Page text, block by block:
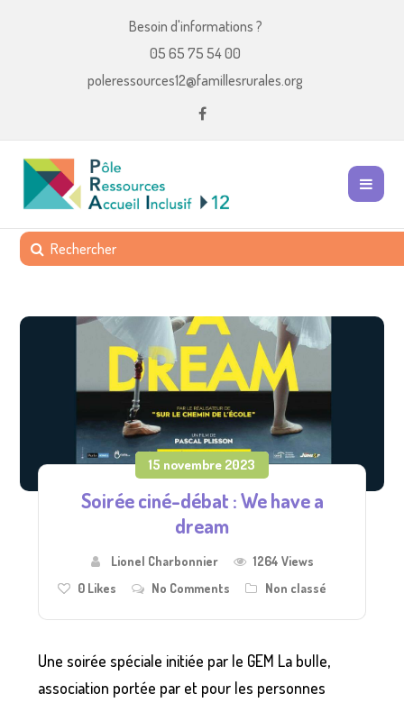
Besoin d'informations ?
05 65 75 54 00
poleressources12@famillesrurales.org
15 novembre 2023
Soirée ciné-débat : We have a
dream
Lionel Charbonnier
1264 Views
0 Likes No Comments Non classé
Une soirée spéciale initiée par le GEM La bulle,
association portée par et pour les personnes